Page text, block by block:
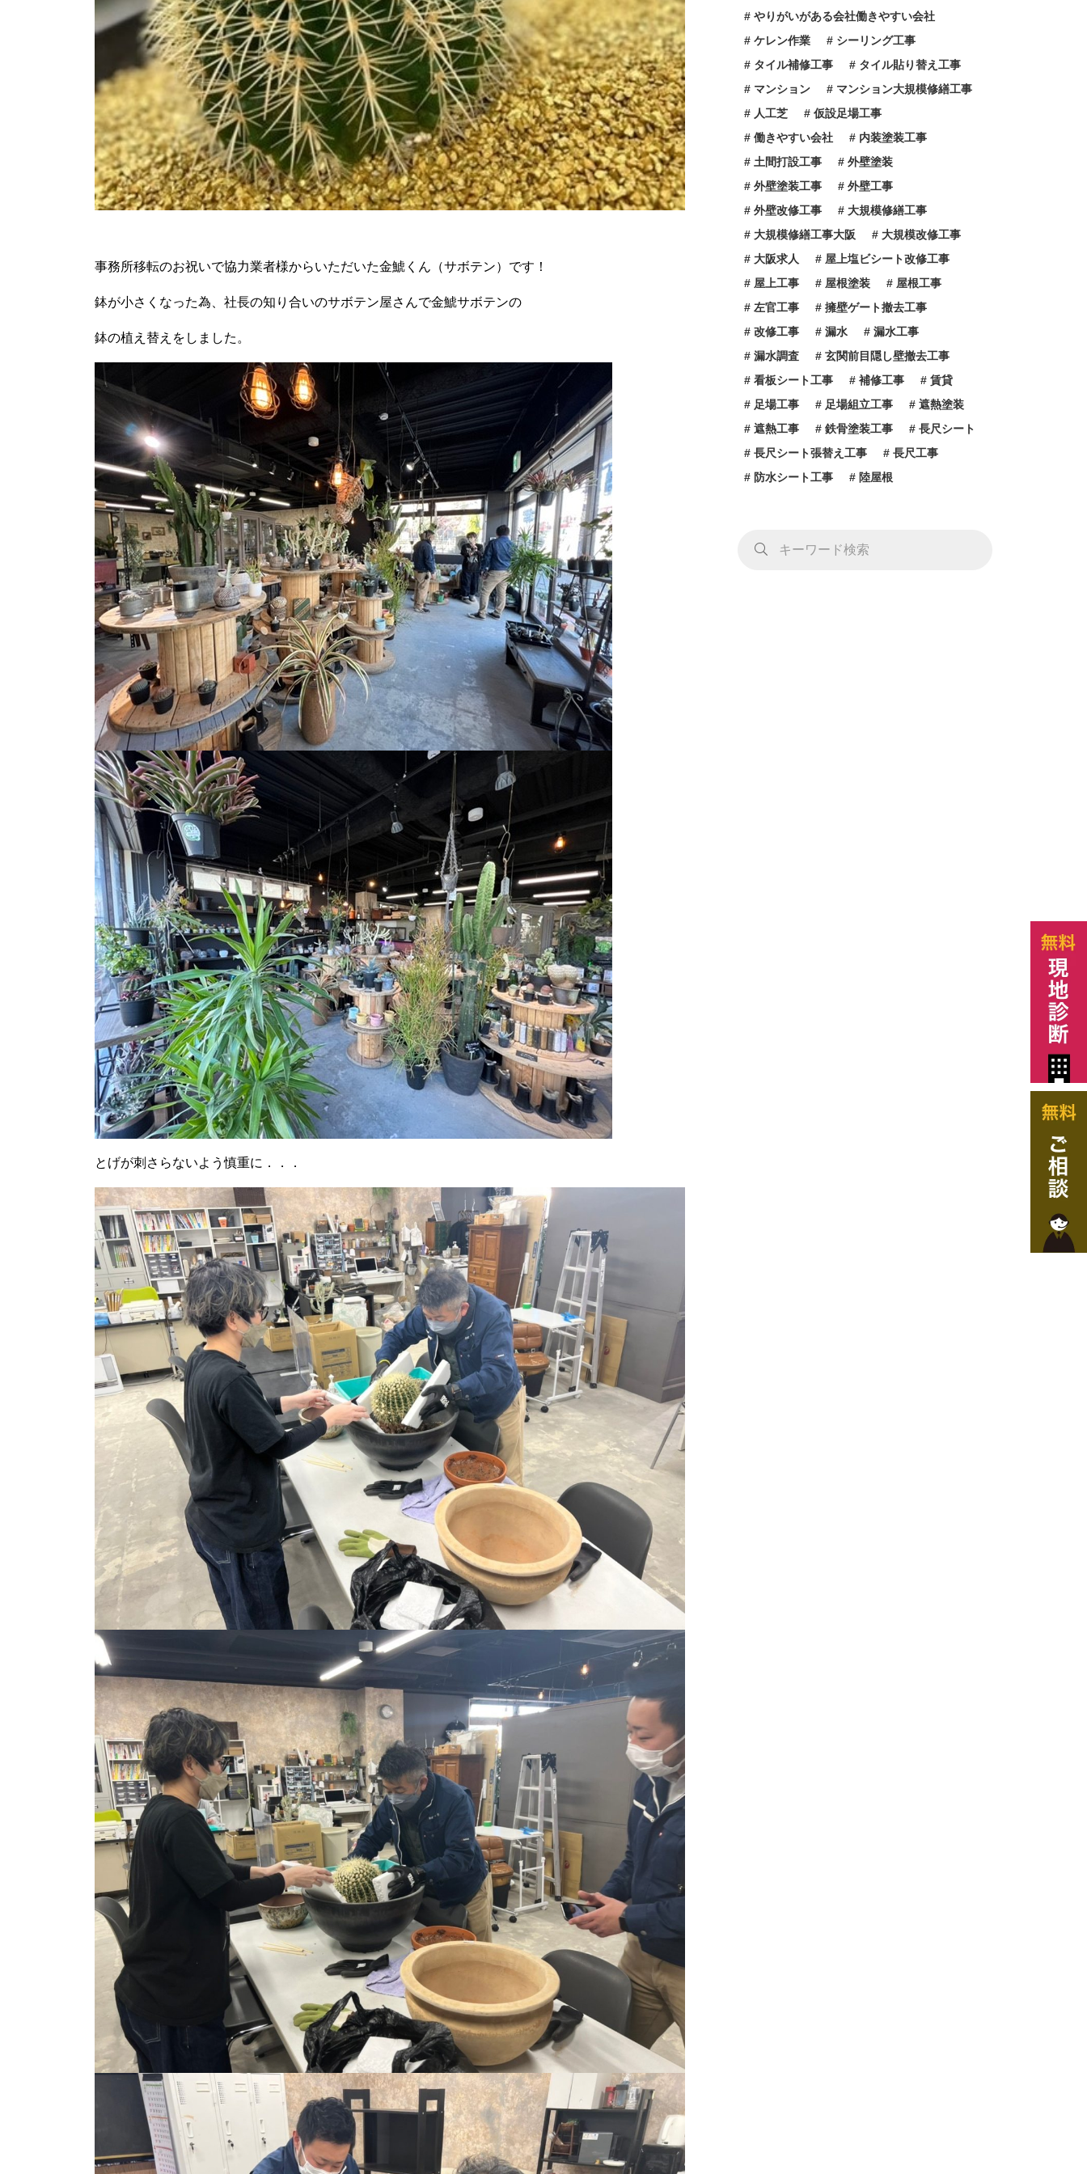
事務所移転のお祝いで協力業者様からいただいた金鯱くん（サボテン）です！
鉢が小さくなった為、社長の知り合いのサボテン屋さんで金鯱サボテンの
鉢の植え替えをしました。
とげが刺さらないよう慎重に．．．
やりがいがある会社働きやすい会社
ケレン作業
シーリング工事
タイル補修工事
タイル貼り替え工事
マンション
マンション大規模修繕工事
人工芝
仮設足場工事
働きやすい会社
内装塗装工事
土間打設工事
外壁塗装
外壁塗装工事
外壁工事
外壁改修工事
大規模修繕工事
大規模修繕工事大阪
大規模改修工事
大阪求人
屋上塩ビシート改修工事
屋上工事
屋根塗装
屋根工事
左官工事
擁壁ゲート撤去工事
改修工事
漏水
漏水工事
漏水調査
玄関前目隠し壁撤去工事
看板シート工事
補修工事
賃貸
足場工事
足場組立工事
遮熱塗装
遮熱工事
鉄骨塗装工事
長尺シート
長尺シート張替え工事
長尺工事
防水シート工事
陸屋根